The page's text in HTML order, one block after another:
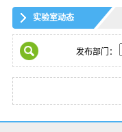
实验室动态
发布部门：